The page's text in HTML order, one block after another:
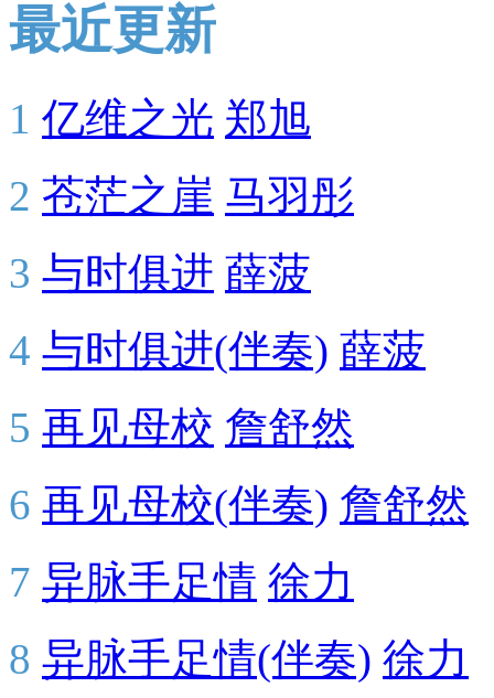
最近更新
1 亿维之光 郑旭
2 苍茫之崖 马羽彤
3 与时俱进 薛菠
4 与时俱进(伴奏) 薛菠
5 再见母校 詹舒然
6 再见母校(伴奏) 詹舒然
7 异脉手足情 徐力
8 异脉手足情(伴奏) 徐力